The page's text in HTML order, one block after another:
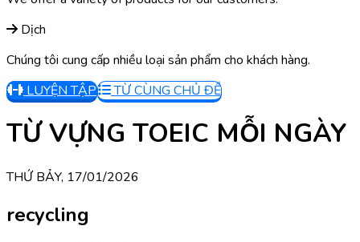
Dịch
Chúng tôi cung cấp nhiều loại sản phẩm cho khách hàng.
LUYỆN TẬP
TỪ CÙNG CHỦ ĐỀ
TỪ VỰNG TOEIC MỖI NGÀY
THỨ BẢY, 17/01/2026
recycling